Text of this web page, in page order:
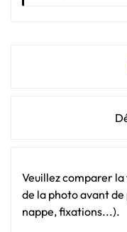
Veuillez comparer
de la photo avant
nappe, fixations...).